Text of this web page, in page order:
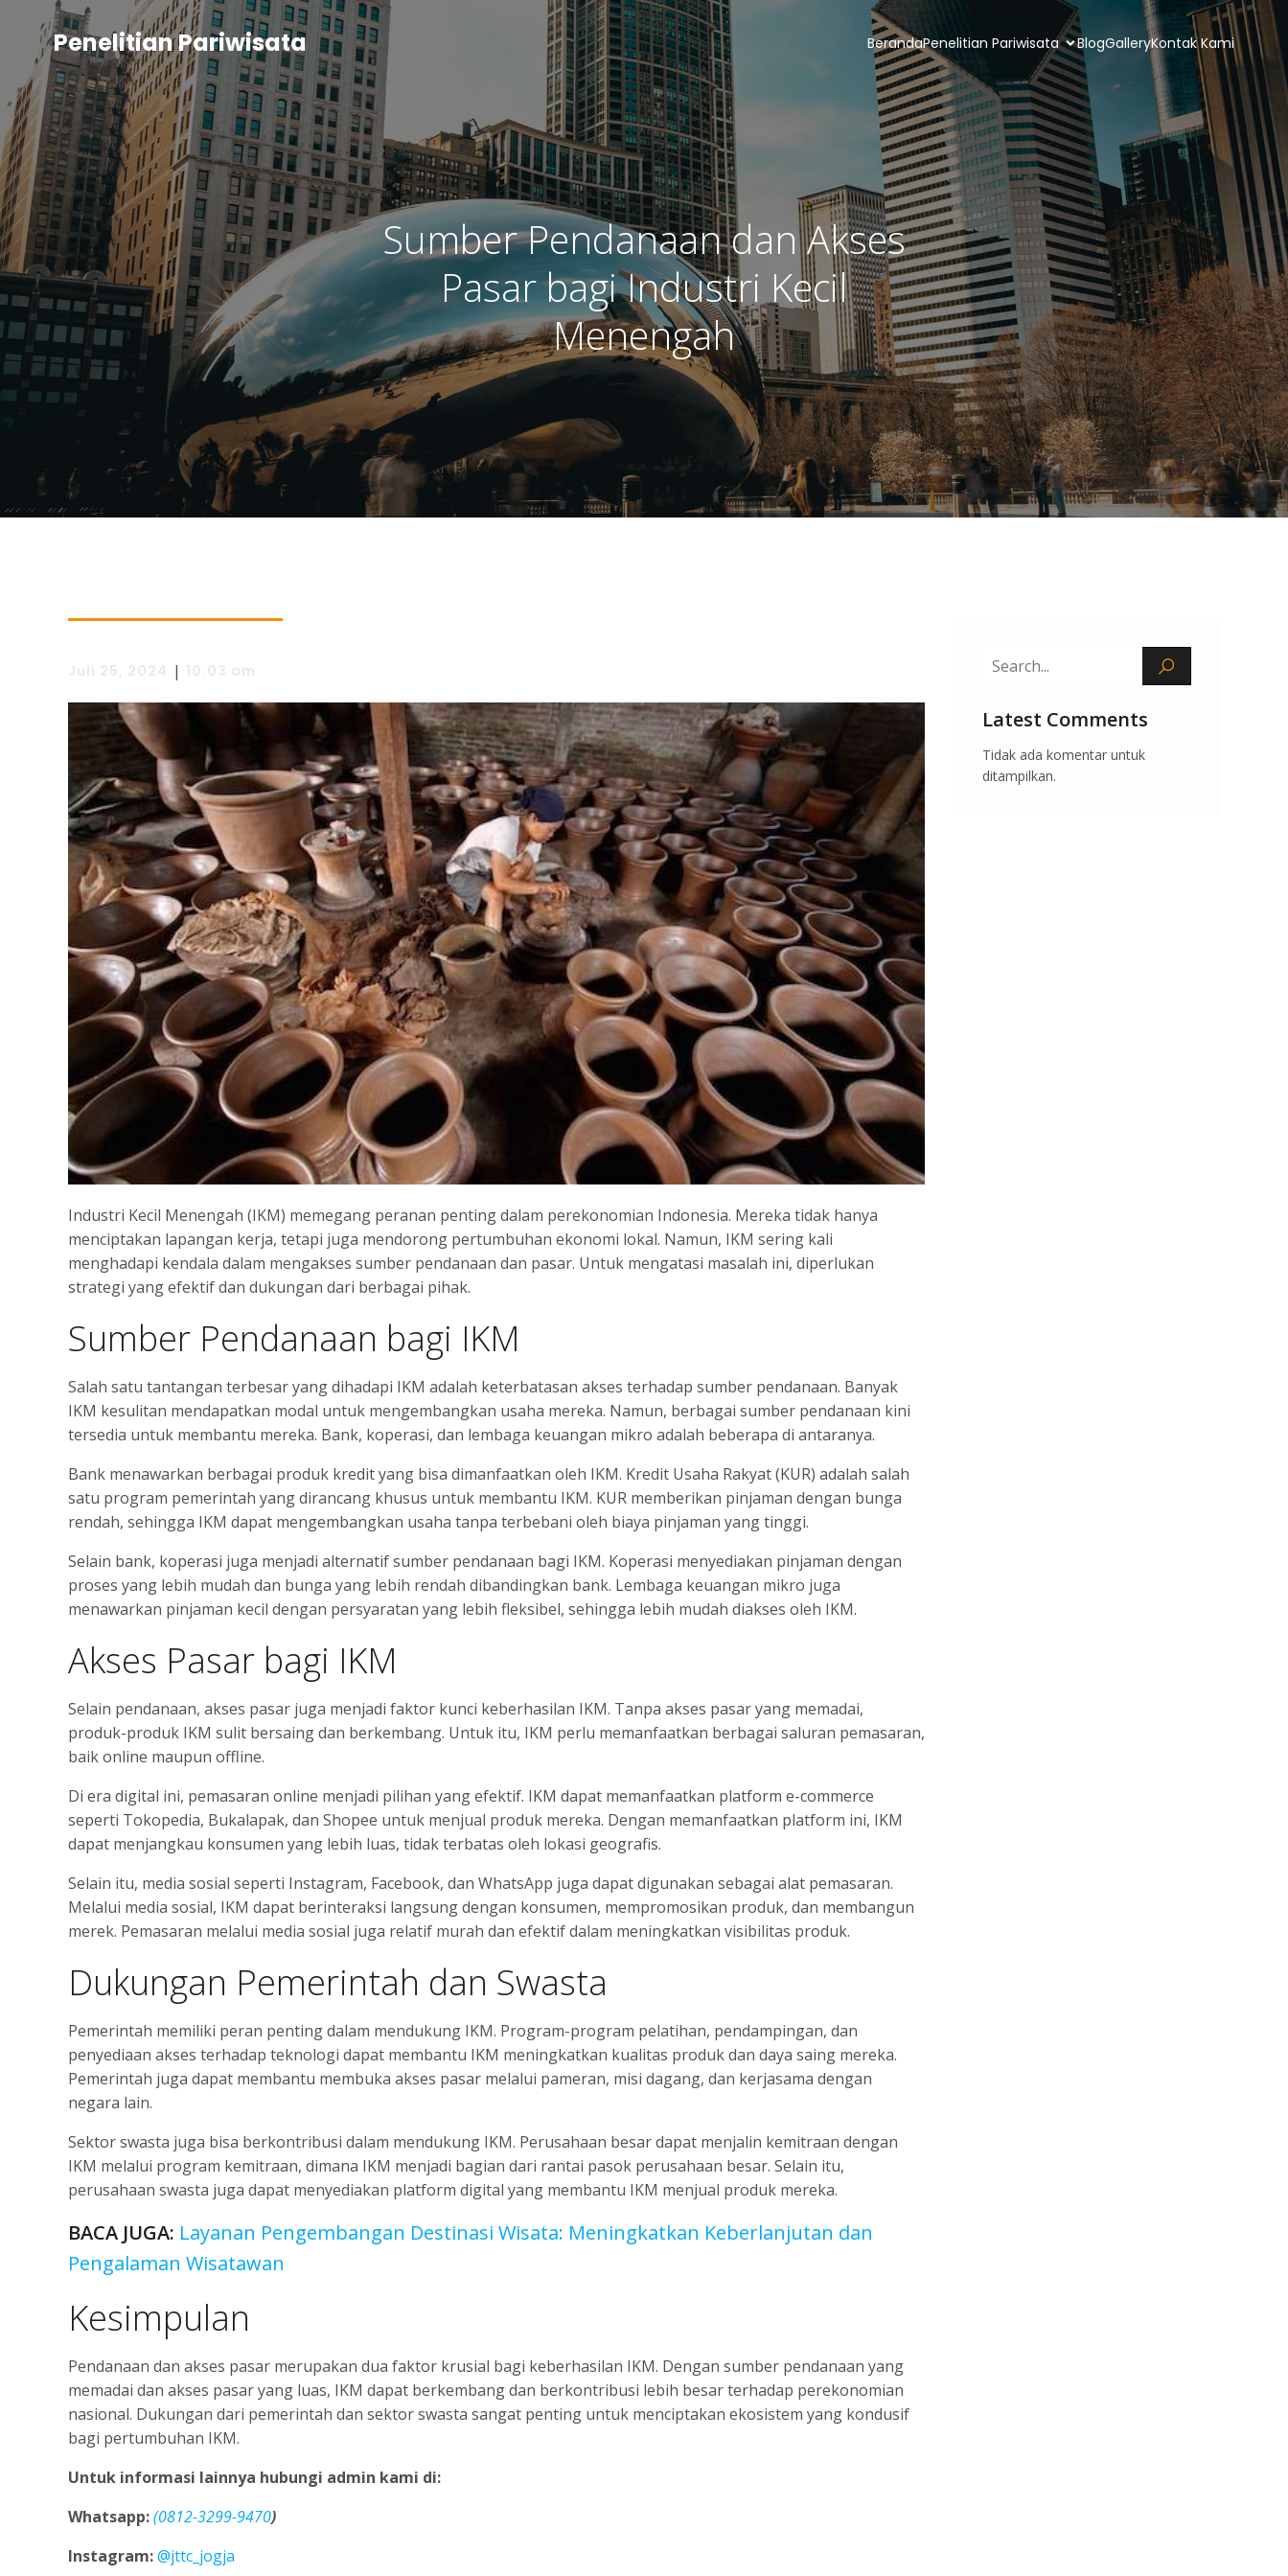
Penelitian Pariwisata BerandaPenelitian Pariwisata BlogGalleryKontak Kami
Sumber Pendanaan dan Akses
Pasar bagi Industri Kecil
Menengah
|
Industri Kecil Menengah (IKM) memegang peranan penting dalam perekonomian Indonesia. Mereka tidak hanya
menciptakan lapangan kerja, tetapi juga mendorong pertumbuhan ekonomi lokal. Namun, IKM sering kali
menghadapi kendala dalam mengakses sumber pendanaan dan pasar. Untuk mengatasi masalah ini, diperlukan
strategi yang efektif dan dukungan dari berbagai pihak.
Sumber Pendanaan bagi IKM
Salah satu tantangan terbesar yang dihadapi IKM adalah keterbatasan akses terhadap sumber pendanaan. Banyak
IKM kesulitan mendapatkan modal untuk mengembangkan usaha mereka. Namun, berbagai sumber pendanaan kini
tersedia untuk membantu mereka. Bank, koperasi, dan lembaga keuangan mikro adalah beberapa di antaranya.
Bank menawarkan berbagai produk kredit yang bisa dimanfaatkan oleh IKM. Kredit Usaha Rakyat (KUR) adalah salah
satu program pemerintah yang dirancang khusus untuk membantu IKM. KUR memberikan pinjaman dengan bunga
rendah, sehingga IKM dapat mengembangkan usaha tanpa terbebani oleh biaya pinjaman yang tinggi.
Selain bank, koperasi juga menjadi alternatif sumber pendanaan bagi IKM. Koperasi menyediakan pinjaman dengan
proses yang lebih mudah dan bunga yang lebih rendah dibandingkan bank. Lembaga keuangan mikro juga
menawarkan pinjaman kecil dengan persyaratan yang lebih fleksibel, sehingga lebih mudah diakses oleh IKM.
Akses Pasar bagi IKM
Selain pendanaan, akses pasar juga menjadi faktor kunci keberhasilan IKM. Tanpa akses pasar yang memadai,
produk-produk IKM sulit bersaing dan berkembang. Untuk itu, IKM perlu memanfaatkan berbagai saluran pemasaran,
baik online maupun offline.
Di era digital ini, pemasaran online menjadi pilihan yang efektif. IKM dapat memanfaatkan platform e-commerce
seperti Tokopedia, Bukalapak, dan Shopee untuk menjual produk mereka. Dengan memanfaatkan platform ini, IKM
dapat menjangkau konsumen yang lebih luas, tidak terbatas oleh lokasi geografis.
Selain itu, media sosial seperti Instagram, Facebook, dan WhatsApp juga dapat digunakan sebagai alat pemasaran.
Melalui media sosial, IKM dapat berinteraksi langsung dengan konsumen, mempromosikan produk, dan membangun
merek. Pemasaran melalui media sosial juga relatif murah dan efektif dalam meningkatkan visibilitas produk.
Dukungan Pemerintah dan Swasta
Pemerintah memiliki peran penting dalam mendukung IKM. Program-program pelatihan, pendampingan, dan
penyediaan akses terhadap teknologi dapat membantu IKM meningkatkan kualitas produk dan daya saing mereka.
Pemerintah juga dapat membantu membuka akses pasar melalui pameran, misi dagang, dan kerjasama dengan
negara lain.
Sektor swasta juga bisa berkontribusi dalam mendukung IKM. Perusahaan besar dapat menjalin kemitraan dengan
IKM melalui program kemitraan, dimana IKM menjadi bagian dari rantai pasok perusahaan besar. Selain itu,
perusahaan swasta juga dapat menyediakan platform digital yang membantu IKM menjual produk mereka.
BACA JUGA: Layanan Pengembangan Destinasi Wisata: Meningkatkan Keberlanjutan dan
Pengalaman Wisatawan
Kesimpulan
Pendanaan dan akses pasar merupakan dua faktor krusial bagi keberhasilan IKM. Dengan sumber pendanaan yang
memadai dan akses pasar yang luas, IKM dapat berkembang dan berkontribusi lebih besar terhadap perekonomian
nasional. Dukungan dari pemerintah dan sektor swasta sangat penting untuk menciptakan ekosistem yang kondusif
bagi pertumbuhan IKM.
Untuk informasi lainnya hubungi admin kami di:
Whatsapp:(0812-3299-9470)
Instagram:@jttc_jogja
Latest Comments
Tidak ada komentar untuk
ditampilkan.